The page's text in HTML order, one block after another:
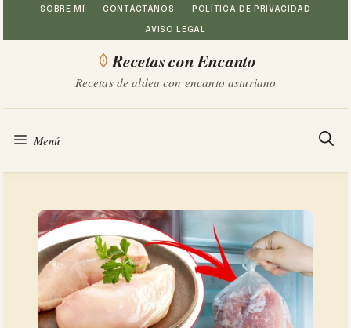
Saltar
al
SOBRE MÍ CONTÁCTANOS POLÍTICA DE PRIVACIDAD
AVISO LEGAL
Recetas con Encanto
Recetas de aldea con encanto asturiano
Menú